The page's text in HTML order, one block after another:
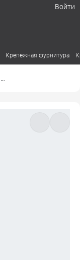
Войти
Крепежная фурнитура